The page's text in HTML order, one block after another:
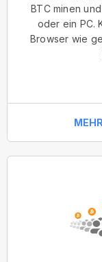
BTC minen
oder ein PC.
Browser wie